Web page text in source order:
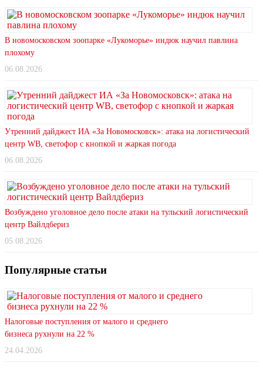
В новомосковском зоопарке «Лукоморье» индюк научил павлина
плохому
06.08.2026
Утренний дайджест ИА «За Новомосковск»: атака на логистический
центр WB, светофор с кнопкой и жаркая погода
06.08.2026
Возбуждено уголовное дело после атаки на тульский логистический
центр Вайлдбериз
05.08.2026
Популярные статьи
Налоговые поступления от малого и среднего
бизнеса рухнули на 22 %
24.04.2026